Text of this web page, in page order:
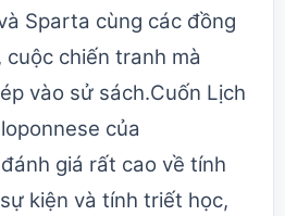
Sparta cùng các đồng
cuộc chiến tranh mà
vào sử sách.Cuốn Lịch
của
giá rất cao về tính
kiện và tính triết học,